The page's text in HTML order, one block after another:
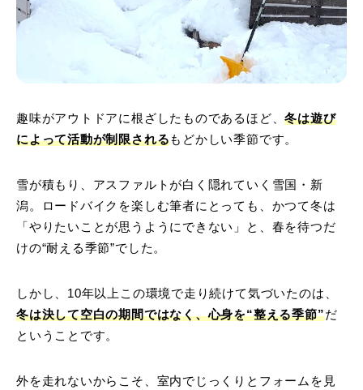
趣味がアウトドアに根ざしたものであるほど、冬は遊び
によって活動が制限されるもどかしい季節です。
雪が積もり、アスファルトが白く隠れていく雪国・新
潟。ロードバイクを楽しむ筆者にとっても、かつて冬は
「やりたいことが思うようにできない」と、春を待つだ
けの“耐える季節”でした。
しかし、10年以上この環境で走り続けて気づいたのは、
冬は決して空白の期間ではなく、心身を“整える季節”だ
ということです。
外を走れないからこそ、室内でじっくりとフォームを見